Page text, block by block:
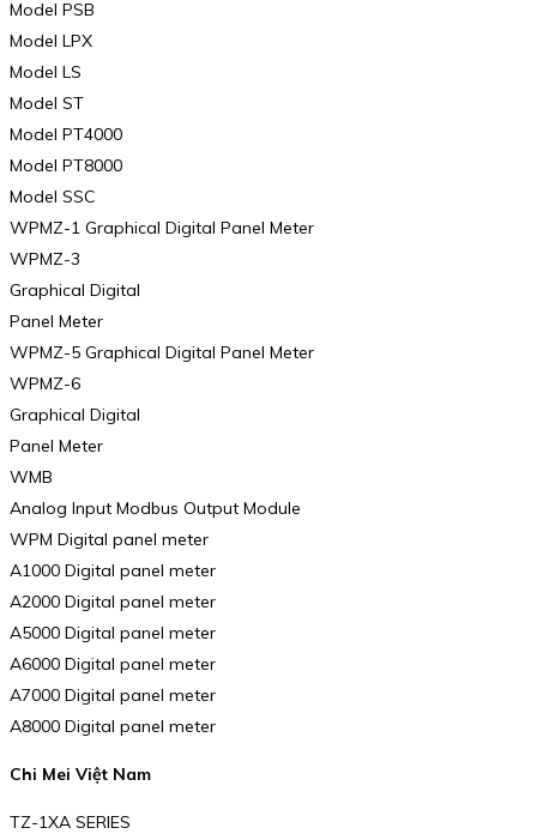
Model PSB
Model LPX
Model LS
Model ST
Model PT4000
Model PT8000
Model SSC
WPMZ-1 Graphical Digital Panel Meter
WPMZ-3
Graphical Digital
Panel Meter
WPMZ-5 Graphical Digital Panel Meter
WPMZ-6
Graphical Digital
Panel Meter
WMB
Analog Input Modbus Output Module
WPM Digital panel meter
A1000 Digital panel meter
A2000 Digital panel meter
A5000 Digital panel meter
A6000 Digital panel meter
A7000 Digital panel meter
A8000 Digital panel meter
Chi Mei Việt Nam
TZ-1XA SERIES